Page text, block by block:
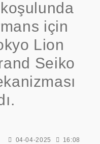
için
Lion
Seiko
04-04-2025 16:08